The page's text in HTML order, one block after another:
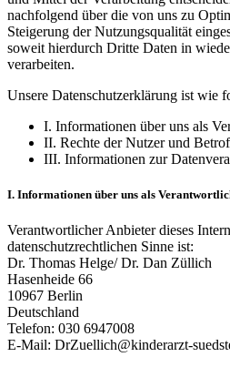
nachfolgend über die von uns zu
Steigerung der Nutzungsqualität
soweit hierdurch Dritte Daten in
verarbeiten.
Unsere Datenschutzerklärung ist wie
I. Informationen über uns als
II. Rechte der Nutzer und
III. Informationen zur
I. Informationen über uns als
Verantwortlicher Anbieter dieses
datenschutzrechtlichen Sinne ist:
Dr. Thomas Helge/ Dr. Dan Züllich
Hasenheide 66
10967 Berlin
Deutschland
Telefon: 030 6947008
E-Mail: DrZuellich@kinderarzt-